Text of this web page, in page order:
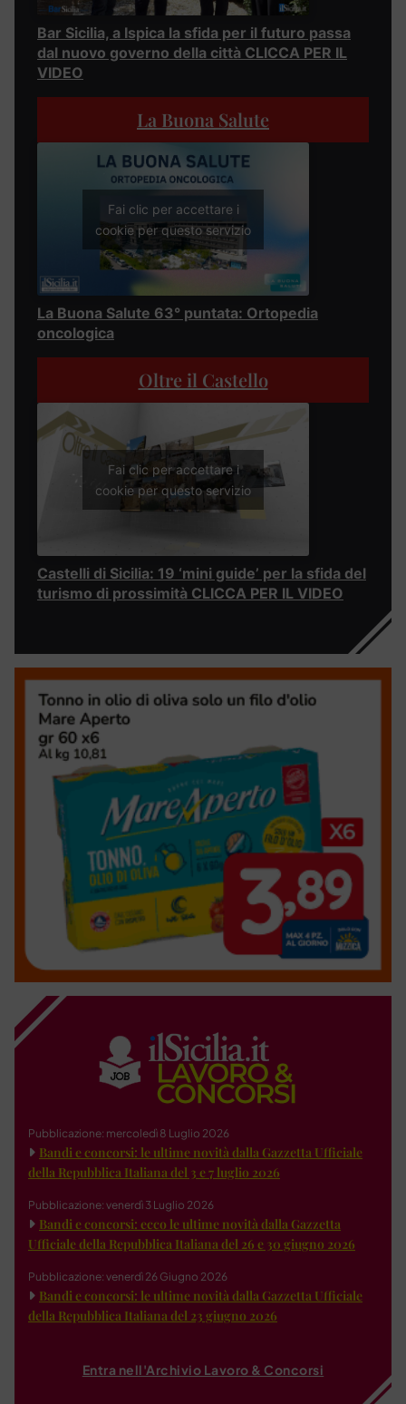
Bar Sicilia, a Ispica la sfida per il futuro passa
dal nuovo governo della città CLICCA PER IL
VIDEO
La Buona Salute
Fai clic per accettare i
cookie per questo servizio
La Buona Salute 63° puntata: Ortopedia
oncologica
Oltre il Castello
Fai clic per accettare i
cookie per questo servizio
Castelli di Sicilia: 19 ‘mini guide’ per la sfida del
turismo di prossimità CLICCA PER IL VIDEO
Pubblicazione: mercoledì 8 Luglio 2026
Bandi e concorsi: le ultime novità dalla Gazzetta Ufficiale
della Repubblica Italiana del 3 e 7 luglio 2026
Pubblicazione: venerdì 3 Luglio 2026
Bandi e concorsi: ecco le ultime novità dalla Gazzetta
Ufficiale della Repubblica Italiana del 26 e 30 giugno 2026
Pubblicazione: venerdì 26 Giugno 2026
Bandi e concorsi: le ultime novità dalla Gazzetta Ufficiale
della Repubblica Italiana del 23 giugno 2026
Entra nell'Archivio Lavoro & Concorsi